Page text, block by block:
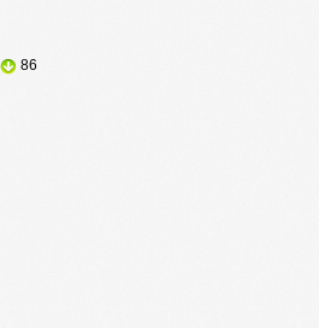
«Тот, кто хотел увидеть море»,
86